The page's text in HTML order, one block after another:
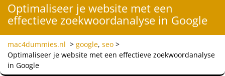
Optimaliseer je website met een
effectieve zoekwoordanalyse in Google
mac4dummies.nl > google, seo >
Optimaliseer je website met een effectieve zoekwoordanalyse
in Google